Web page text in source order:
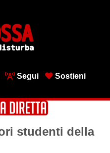
Segui
Sostieni
studenti della